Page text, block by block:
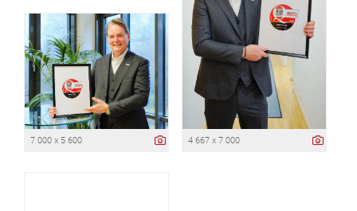
7 000 x 5 600 4 667 x 7 000